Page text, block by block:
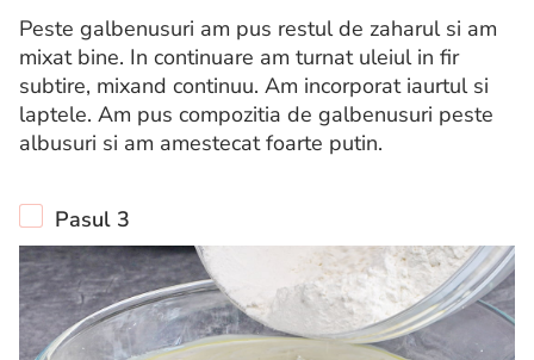
Peste galbenusuri am pus restul de zaharul si am
mixat bine. In continuare am turnat uleiul in fir
subtire, mixand continuu. Am incorporat iaurtul si
laptele. Am pus compozitia de galbenusuri peste
albusuri si am amestecat foarte putin.
Pasul 3